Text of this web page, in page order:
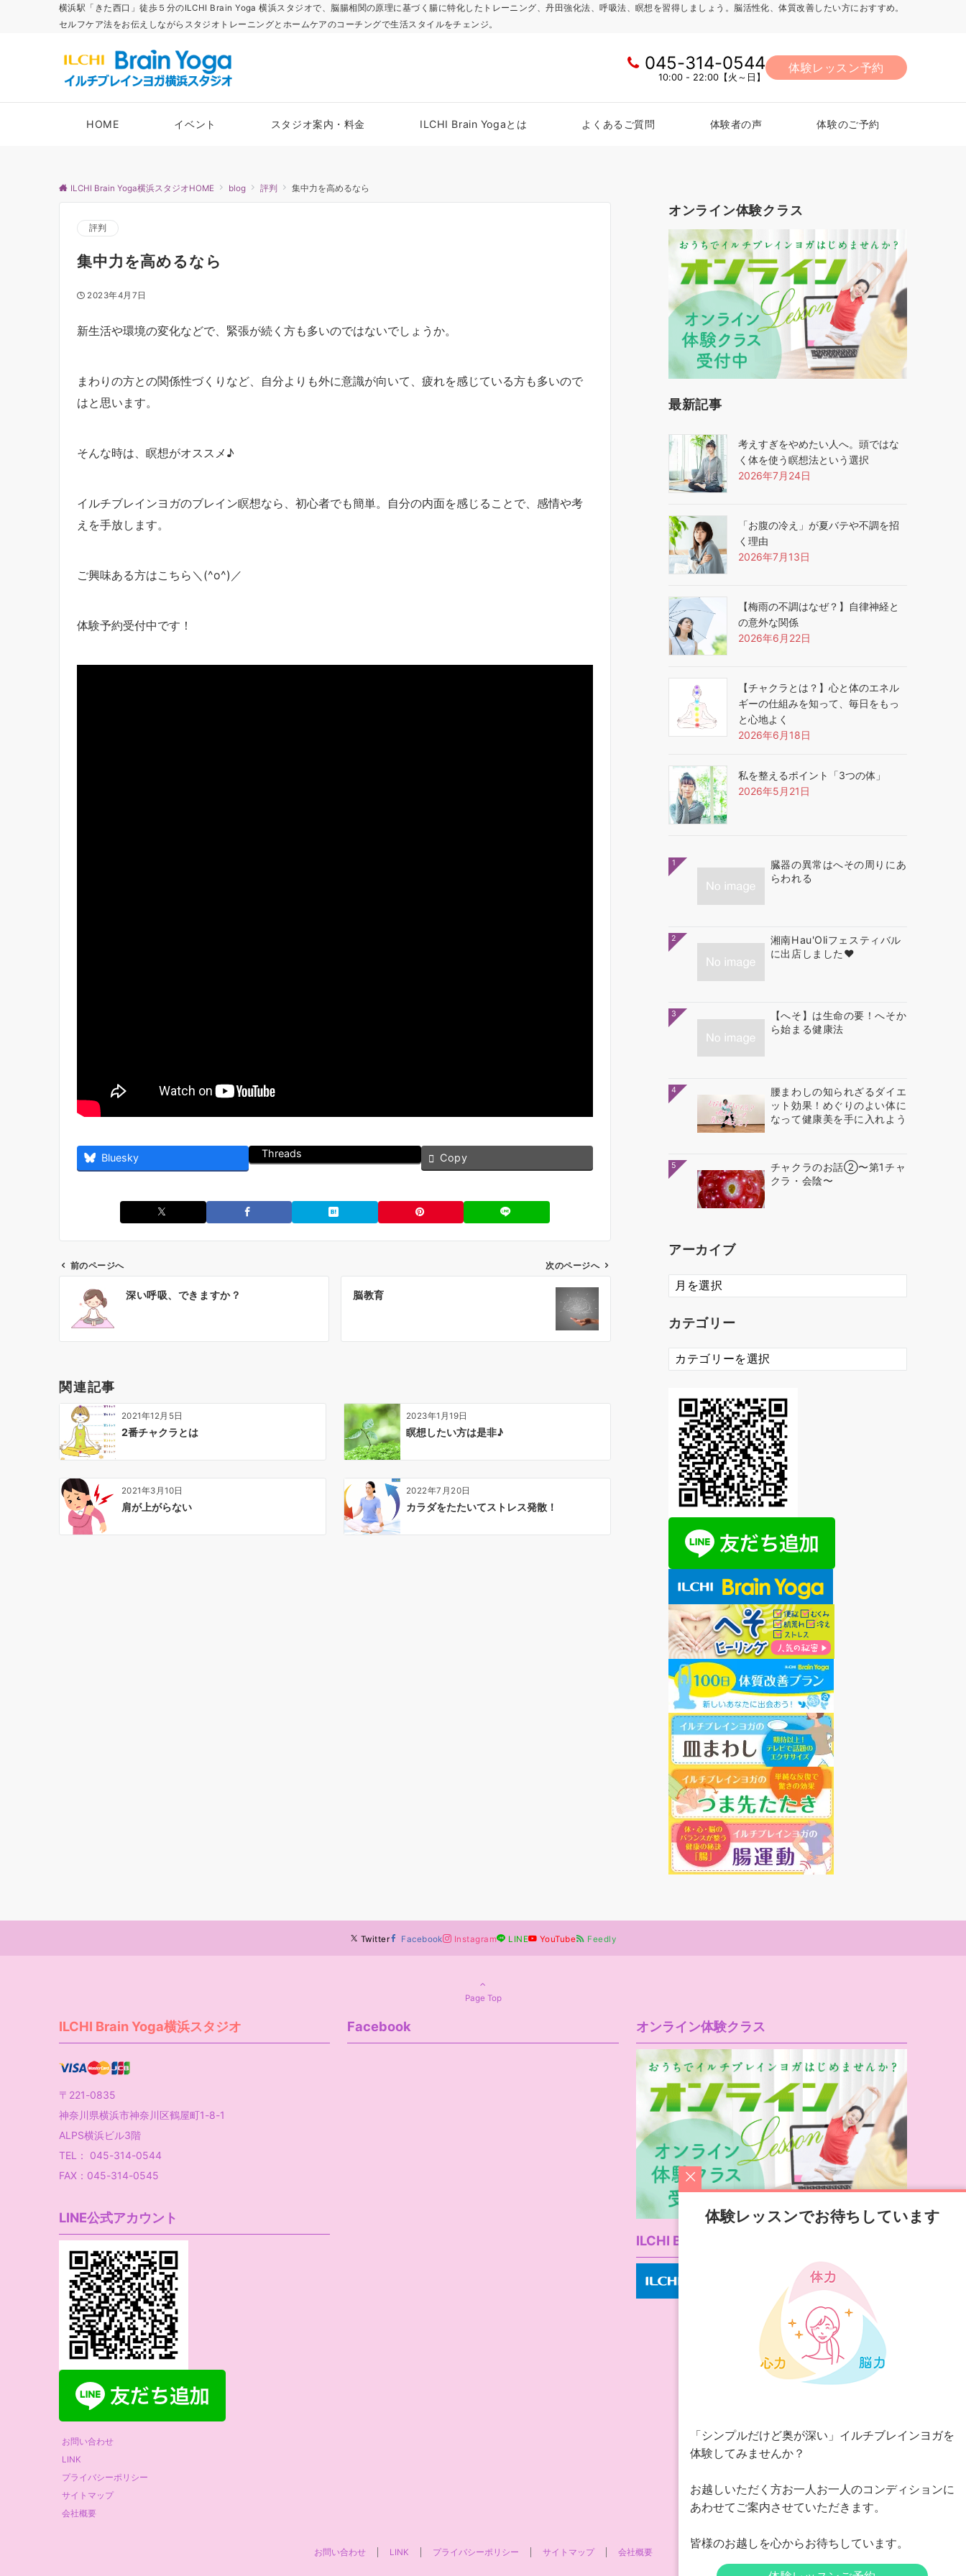
横浜駅「きた西口」徒歩５分のILCHI Brain Yoga 横浜スタジオで、脳腸相関の原理に基づく腸に特化したトレーニング、丹田強化法、呼吸法、瞑想を習得しましょう。脳活性化、体質改善したい方におすすめ。
セルフケア法をお伝えしながらスタジオトレーニングとホームケアのコーチングで生活スタイルをチェンジ。
045-314-0544
10:00 - 22:00【火～日】
体験レッスン予約
HOME イベント スタジオ案内・料金 ILCHI Brain Yogaとは よくあるご質問 体験者の声 体験のご予約
ILCHI Brain Yoga横浜スタジオHOME blog 評判 集中力を高めるなら
評判
集中力を高めるなら
2023年4月7日
新生活や環境の変化などで、緊張が続く方も多いのではないでしょうか。
まわりの方との関係性づくりなど、自分よりも外に意識が向いて、疲れを感じている方も多いので
はと思います。
そんな時は、瞑想がオススメ♪
イルチブレインヨガのブレイン瞑想なら、初心者でも簡単。自分の内面を感じることで、感情や考
えを手放します。
ご興味ある方はこちら＼(^o^)／
体験予約受付中です！
Bluesky Threads Copy
シ
前のページへ
深い呼吸、できますか？
次のページへ
脳教育
関連記事
2021年12月5日
2番チャクラとは
2023年1月19日
瞑想したい方は是非♪
2021年3月10日
肩が上がらない
2022年7月20日
カラダをたたいてストレス発散！
オンライン体験クラス
最新記事
考えすぎをやめたい人へ。頭ではな
く体を使う瞑想法という選択
2026年7月24日
「お腹の冷え」が夏バテや不調を招
く理由
2026年7月13日
【梅雨の不調はなぜ？】自律神経と
の意外な関係
2026年6月22日
【チャクラとは？】心と体のエネル
ギーの仕組みを知って、毎日をもっ
と心地よく
2026年6月18日
私を整えるポイント「3つの体」
2026年5月21日
1
臓器の異常はへその周りにあ
らわれる
2
湘南Hau'Oliフェスティバル
に出店しました❤
3
【へそ】は生命の要！へそか
ら始まる健康法
4
腰まわしの知られざるダイエ
ット効果！めぐりのよい体に
なって健康美を手に入れよう
5
チャクラのお話②〜第1チャ
クラ・会陰〜
アーカイブ
ア
ー
イ
カテゴリー
カ
テ
Twitter Facebook Instagram LINE YouTube Feedly
Page Top
ILCHI Brain Yoga横浜スタジオ
〒221-0835
神奈川県横浜市神奈川区鶴屋町1-8-1
ALPS横浜ビル3階
TEL： 045-314-0544
FAX：045-314-0545
LINE公式アカウント
お問い合わせ
LINK
プライバシーポリシー
サイトマップ
会社概要
Facebook オンライン体験クラス
ILCHI Brain Yoga公式サイト
お問い合わせ LINK プライバシーポリシー サイトマップ 会社概要
体験レッスンでお待ちしています
「シンプルだけど奥が深い」イルチブレインヨガを
体験してみませんか？
お越しいただく方お一人お一人のコンディションに
あわせてご案内させていただきます。
皆様のお越しを心からお待ちしています。